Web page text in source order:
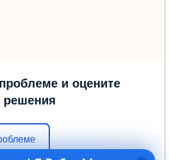
и оцените
решения